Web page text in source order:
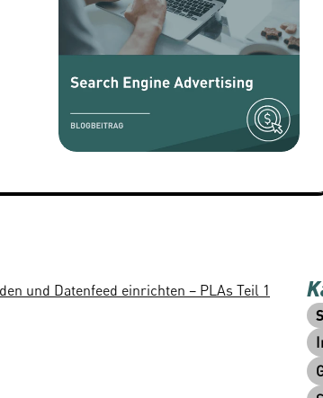
und Datenfeed einrichten – PLAs Teil 1